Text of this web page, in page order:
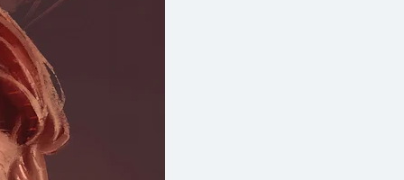
ณูเพื่อทำลายล้างอารยธรรมอัน
น
เล่มนี้เผยแพร่ในสังคม
กอยู่ในฐานะผู้แฉเรื่องราวอัน